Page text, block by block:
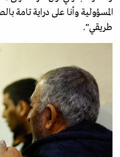
المسؤولية وأنا على دراية تامة
طريقي".